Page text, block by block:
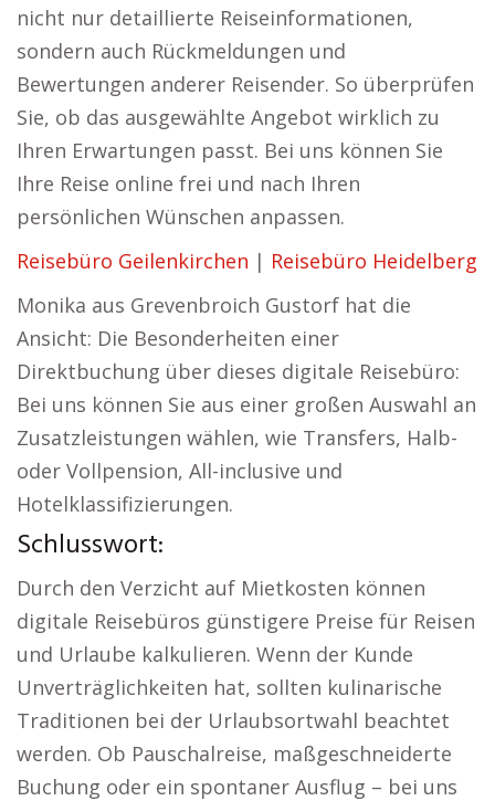
nicht nur detaillierte Reiseinformationen,
sondern auch Rückmeldungen und
Bewertungen anderer Reisender. So überprüfen
Sie, ob das ausgewählte Angebot wirklich zu
Ihren Erwartungen passt. Bei uns können Sie
Ihre Reise online frei und nach Ihren
persönlichen Wünschen anpassen.
Reisebüro Geilenkirchen | Reisebüro Heidelberg
Monika aus Grevenbroich Gustorf hat die
Ansicht: Die Besonderheiten einer
Direktbuchung über dieses digitale Reisebüro:
Bei uns können Sie aus einer großen Auswahl an
Zusatzleistungen wählen, wie Transfers, Halb-
oder Vollpension, All-inclusive und
Hotelklassifizierungen.
Schlusswort:
Durch den Verzicht auf Mietkosten können
digitale Reisebüros günstigere Preise für Reisen
und Urlaube kalkulieren. Wenn der Kunde
Unverträglichkeiten hat, sollten kulinarische
Traditionen bei der Urlaubsortwahl beachtet
werden. Ob Pauschalreise, maßgeschneiderte
Buchung oder ein spontaner Ausflug – bei uns